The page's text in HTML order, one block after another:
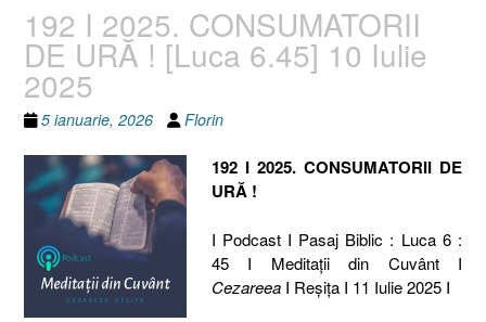
192 I 2025. CONSUMATORII
DE URĂ ! [Luca 6.45] 10 Iulie
2025
5 ianuarie, 2026 Florin
192 I 2025. CONSUMATORII DE
URĂ !
I Podcast I Pasaj Biblic : Luca 6 :
45 I Meditaţii din Cuvânt I
CezareeaI Reşiţa I 11 Iulie 2025 I